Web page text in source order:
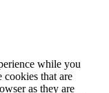
while you
cookies that are
as they are